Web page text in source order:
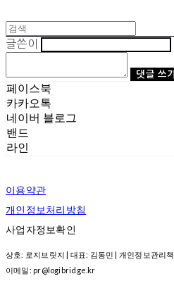
글쓴이
댓글 쓰기
페이스북
카카오톡
네이버 블로그
밴드
라인
이용약관
개인정보처리방침
사업자정보확인
상호: 로지브릿지 | 대표: 김동민 | 개인정보관리
이메일: pr@logibridge.kr